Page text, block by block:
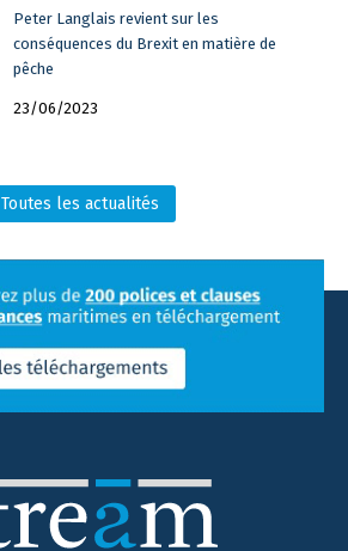
Peter Langlais revient sur les
conséquences du Brexit en matière de
pêche
23/06/2023
Toutes les actualités